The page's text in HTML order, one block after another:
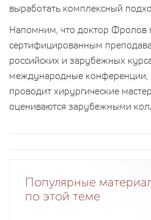
выработать комплексный
Напомним, что доктор Фролов
сертифицированным
российских и зарубежных
международные конференции,
проводит хирургические
оцениваются зарубежными
Популярные
по этой теме